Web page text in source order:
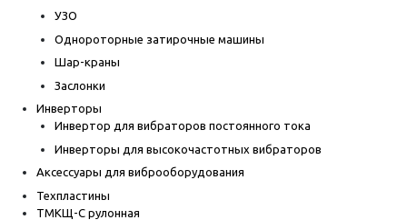
УЗО
Однороторные затирочные машины
Шар-краны
Заслонки
Инверторы
Инвертор для вибраторов постоянного тока
Инверторы для высокочастотных вибраторов
Аксессуары для виброоборудования
Техпластины
ТМКЩ-С рулонная